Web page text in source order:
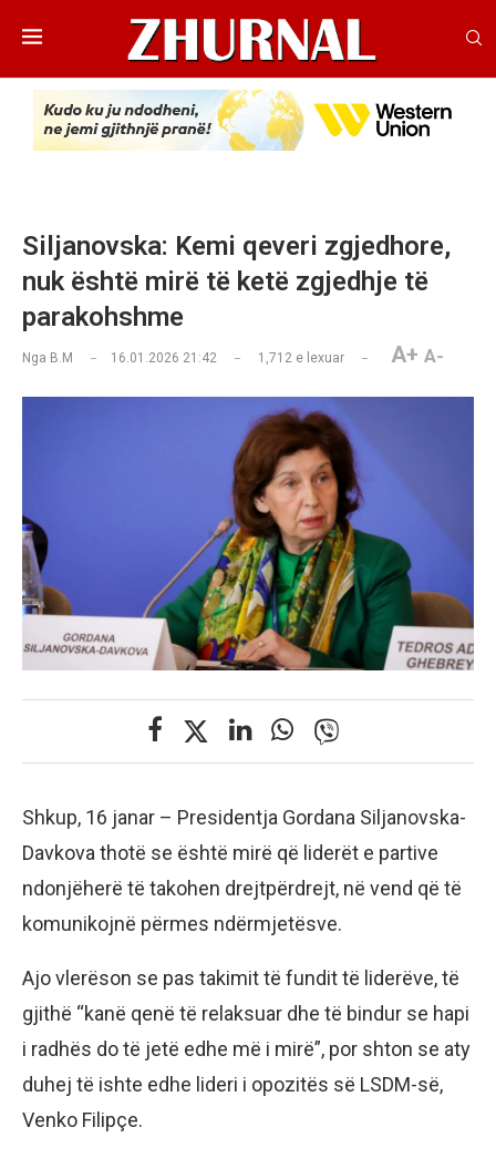
Siljanovska: Kemi qeveri zgjedhore,
nuk është mirë të ketë zgjedhje të
parakohshme
Nga B.M 16.01.2026 21:42 1,712 e lexuar A+ A-
Shkup, 16 janar – Presidentja Gordana Siljanovska-
Davkova thotë se është mirë që liderët e partive
ndonjëherë të takohen drejtpërdrejt, në vend që të
komunikojnë përmes ndërmjetësve.
Ajo vlerëson se pas takimit të fundit të liderëve, të
gjithë “kanë qenë të relaksuar dhe të bindur se hapi
i radhës do të jetë edhe më i mirë”, por shton se aty
duhej të ishte edhe lideri i opozitës së LSDM-së,
Venko Filipçe.